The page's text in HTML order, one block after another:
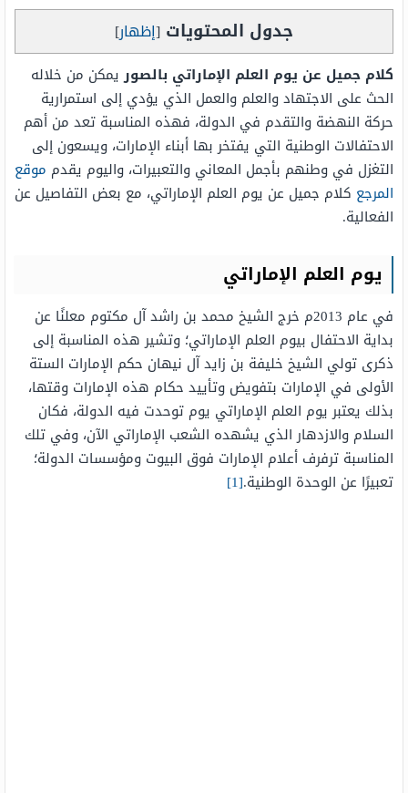
جدول المحتويات [إظهار]
كلام جميل عن يوم العلم الإماراتي بالصوريمكن من خلاله
الحث على الاجتهاد والعلم والعمل الذي يؤدي إلى استمرارية
حركة النهضة والتقدم في الدولة، فهذه المناسبة تعد من أهم
الاحتفالات الوطنية التي يفتخر بها أبناء الإمارات، ويسعون إلى
التغزل في وطنهم بأجمل المعاني والتعبيرات، واليوم يقدم موقع
المرجع كلام جميل عن يوم العلم الإماراتي، مع بعض التفاصيل عن
الفعالية.
يوم العلم الإماراتي
في عام 2013م خرج الشيخ محمد بن راشد آل مكتوم معلنًا عن
بداية الاحتفال بيوم العلم الإماراتي؛ وتشير هذه المناسبة إلى
ذكرى تولي الشيخ خليفة بن زايد آل نيهان حكم الإمارات الستة
الأولى في الإمارات بتفويض وتأييد حكام هذه الإمارات وقتها،
بذلك يعتبر يوم العلم الإماراتي يوم توحدت فيه الدولة، فكان
السلام والازدهار الذي يشهده الشعب الإماراتي الآن، وفي تلك
المناسبة ترفرف أعلام الإمارات فوق البيوت ومؤسسات الدولة؛
تعبيرًا عن الوحدة الوطنية.[1]